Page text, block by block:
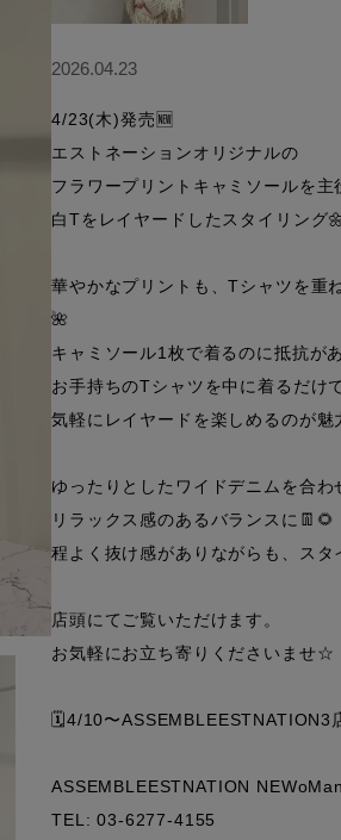
2026.04.23
4/23(木)発売🆕
エストネーションオリジナルの
フラワープリントキャミソールを主
白Tをレイヤードしたスタイリング
華やかなプリントも、Tシャツを重
🌺
キャミソール1枚で着るのに抵抗が
お手持ちのTシャツを中に着るだけ
気軽にレイヤードを楽しめるのが魅
ゆったりとしたワイドデニムを合わ
リラックス感のあるバランスに👖🌻
程よく抜け感がありながらも、ス
店頭にてご覧いただけます。
お気軽にお立ち寄りくださいませ☆
🗓️4/10〜ASSEMBLEESTNATION3
ASSEMBLEESTNATION
TEL: 03-6277-4155